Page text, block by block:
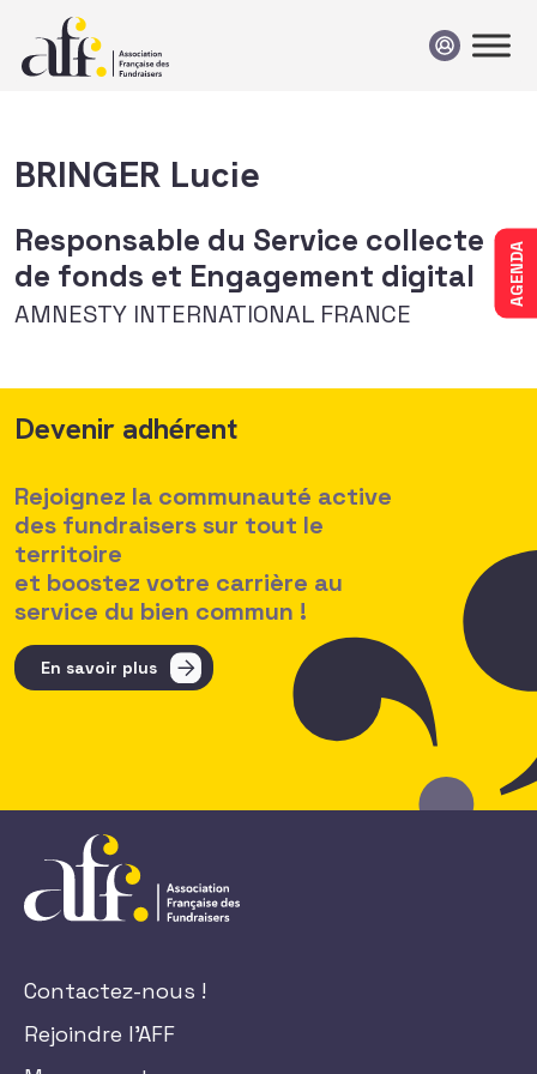
AGENDA
BRINGER Lucie
Responsable du Service collecte
de fonds et Engagement digital
AMNESTY INTERNATIONAL FRANCE
Devenir adhérent
Rejoignez la communauté active
des fundraisers sur tout le
territoire
et boostez votre carrière au
service du bien commun !
En savoir plus
Contactez-nous !
Rejoindre l'AFF